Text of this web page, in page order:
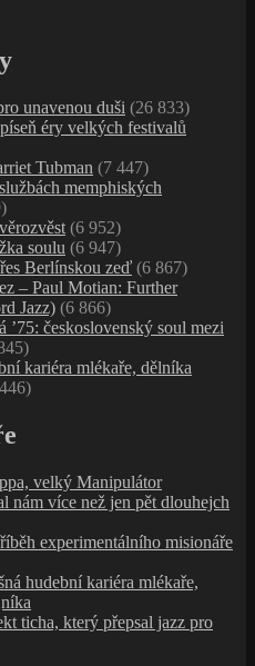
unavenou duši (26 833)
éry velkých festivalů
Tubman (7 447)
memphiských
(6 952)
soulu (6 947)
Berlínskou zeď (6 867)
– Paul Motian: Further
Jazz) (6 866)
československý soul mezi
kariéra mlékaře, dělníka
velký Manipulátor
nám více než jen pět dlouhejch
experimentálního misionáře
hudební kariéra mlékaře,
ticha, který přepsal jazz pro